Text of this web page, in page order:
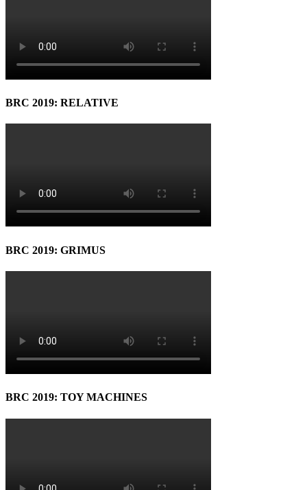
BRC 2019: RELATIVE
BRC 2019: GRIMUS
BRC 2019: TOY MACHINES